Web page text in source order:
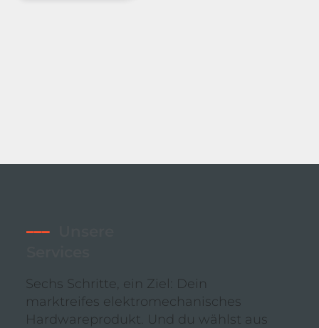
–––
Sechs Schritte, ein Ziel: Dein
marktreifes elektromechanisches
Hardwareprodukt. Und du wählst aus